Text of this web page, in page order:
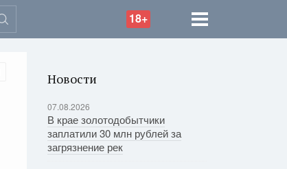
18+
Новости
07.08.2026
В крае золотодобытчики
заплатили 30 млн рублей за
загрязнение рек